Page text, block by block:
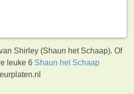
Shirley (Shaun het Schaap). Of
leuke 6 Shaun het Schaap